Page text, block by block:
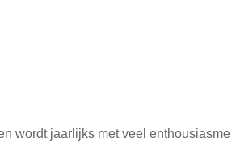
wordt jaarlijks met veel enthousiasme